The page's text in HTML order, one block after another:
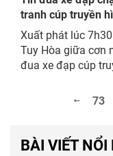
tranh cúp truyền
27”
Xuất phát lúc
Tuy Hòa giữa cơn
đua xe đạp cúp
chặng đua đầy73
BÀI VIẾT NỔI